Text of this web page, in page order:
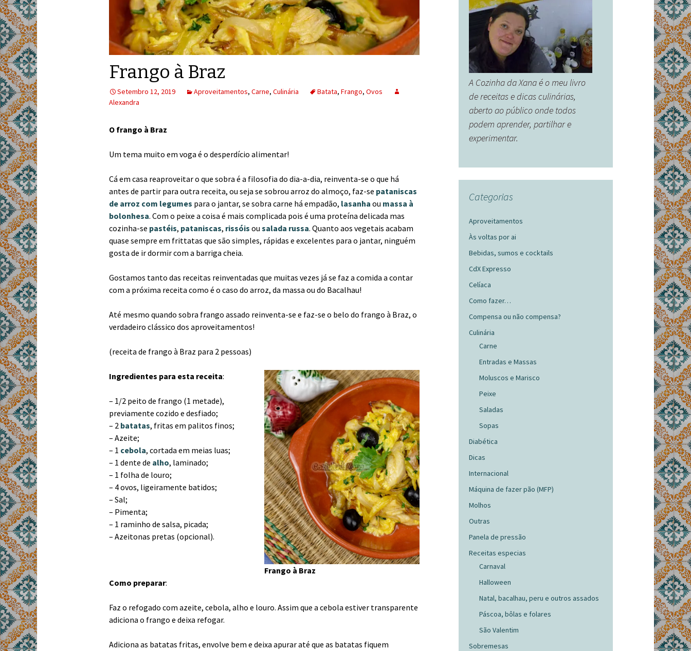
Frango à Braz
Setembro 12, 2019 Aproveitamentos, Carne, Culinária Batata, Frango, Ovos
Alexandra
O frango à Braz
Um tema muito em voga é o desperdício alimentar!
Cá em casa reaproveitar o que sobra é a filosofia do dia-a-dia, reinventa-se o que há
antes de partir para outra receita, ou seja se sobrou arroz do almoço, faz-se pataniscas
de arroz com legumes para o jantar, se sobra carne há empadão, lasanha ou massa à
bolonhesa. Com o peixe a coisa é mais complicada pois é uma proteína delicada mas
cozinha-se pastéis, pataniscas, rissóis ou salada russa. Quanto aos vegetais acabam
quase sempre em frittatas que são simples, rápidas e excelentes para o jantar, ninguém
gosta de ir dormir com a barriga cheia.
Gostamos tanto das receitas reinventadas que muitas vezes já se faz a comida a contar
com a próxima receita como é o caso do arroz, da massa ou do Bacalhau!
Até mesmo quando sobra frango assado reinventa-se e faz-se o belo do frango à Braz, o
verdadeiro clássico dos aproveitamentos!
(receita de frango à Braz para 2 pessoas)
Ingredientes para esta receita:
– 1/2 peito de frango (1 metade),
previamente cozido e desfiado;
– 2 batatas, fritas em palitos finos;
– Azeite;
– 1 cebola, cortada em meias luas;
– 1 dente de alho, laminado;
– 1 folha de louro;
– 4 ovos, ligeiramente batidos;
– Sal;
– Pimenta;
– 1 raminho de salsa, picada;
– Azeitonas pretas (opcional).
Frango à Braz
Como preparar:
Faz o refogado com azeite, cebola, alho e louro. Assim que a cebola estiver transparente
adiciona o frango e deixa refogar.
Adiciona as batatas fritas, envolve bem e deixa apurar até que as batatas fiquem
A Cozinha da Xana é o meu livro
de receitas e dicas culinárias,
aberto ao público onde todos
podem aprender, partilhar e
experimentar.
Categorias
Aproveitamentos
Às voltas por ai
Bebidas, sumos e cocktails
CdX Expresso
Celíaca
Como fazer…
Compensa ou não compensa?
Culinária
Carne
Entradas e Massas
Moluscos e Marisco
Peixe
Saladas
Sopas
Diabética
Dicas
Internacional
Máquina de fazer pão (MFP)
Molhos
Outras
Panela de pressão
Receitas especias
Carnaval
Halloween
Natal, bacalhau, peru e outros assados
Páscoa, bôlas e folares
São Valentim
Sobremesas